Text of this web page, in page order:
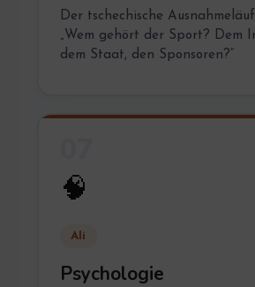
Der tschechische
„Wem gehört der Sport? Dem
dem Staat, den Sponsoren?“
🧠
Ali
Psychologie